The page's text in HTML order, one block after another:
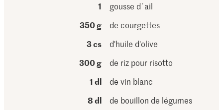
1
gousse d´ail
350 g
de courgettes
3 cs
d'huile d'olive
300 g
de riz pour risotto
1 dl
de vin blanc
8 dl
de bouillon de légumes